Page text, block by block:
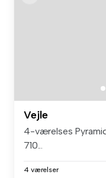
Vejle
4-værelses
710...
4 værelser